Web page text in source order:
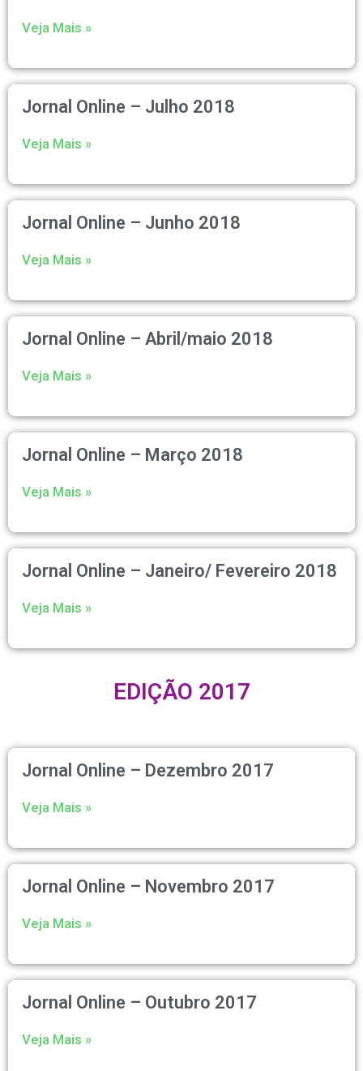
Veja Mais »
Jornal Online – Julho 2018
Veja Mais »
Jornal Online – Junho 2018
Veja Mais »
Jornal Online – Abril/maio 2018
Veja Mais »
Jornal Online – Março 2018
Veja Mais »
Jornal Online – Janeiro/ Fevereiro 2018
Veja Mais »
EDIÇÃO 2017
Jornal Online – Dezembro 2017
Veja Mais »
Jornal Online – Novembro 2017
Veja Mais »
Jornal Online – Outubro 2017
Veja Mais »